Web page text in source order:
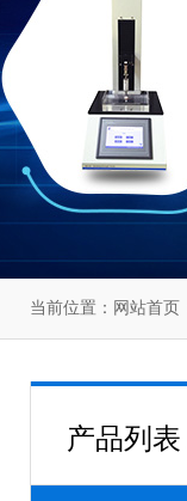
当前位置： 网站首页
产品列表